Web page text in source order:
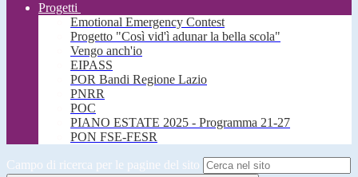
Progetti
Emotional Emergency Contest
Progetto "Così vid'ì adunar la bella scola"
Vengo anch'io
EIPASS
POR Bandi Regione Lazio
PNRR
POC
PIANO ESTATE 2025 - Programma 21-27
PON FSE-FESR
Campo di ricerca per le pagine del sito